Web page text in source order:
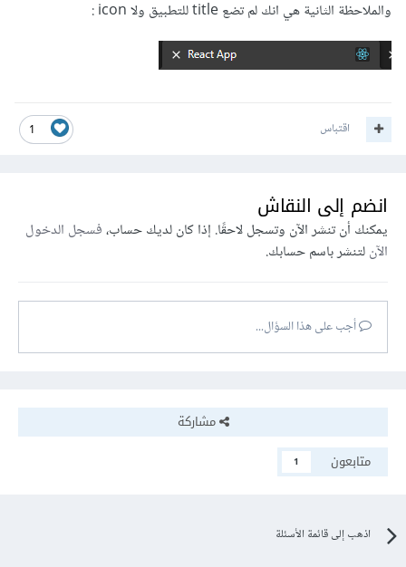
والملاحظة الثانية هي انك لم تضع title للتطبيق ولا icon :
1 اقتباس
انضم إلى النقاش
يمكنك أن تنشر الآن وتسجل لاحقًا. إذا كان لديك حساب،فسجل الدخول
الآنلتنشر باسم حسابك.
أجب على هذا السؤال...
مشاركة
متابعون
1
اذهب إلى قائمة الأسئلة